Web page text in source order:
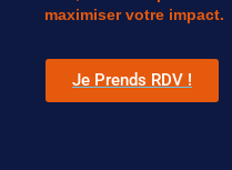
maximiser votre impact.
Je Prends RDV !